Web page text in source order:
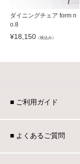
ダイニングチェア form n
o.8
¥18,150 （税込み）
■ ご利用ガイド
■ よくあるご質問